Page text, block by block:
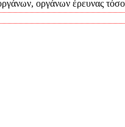
οργάνων έρευνας